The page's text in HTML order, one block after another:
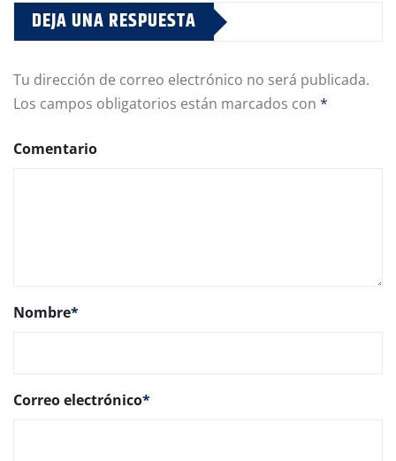
DEJA UNA RESPUESTA
Tu dirección de correo electrónico no será publicada.
Los campos obligatorios están marcados con *
Comentario
Nombre*
Correo electrónico*